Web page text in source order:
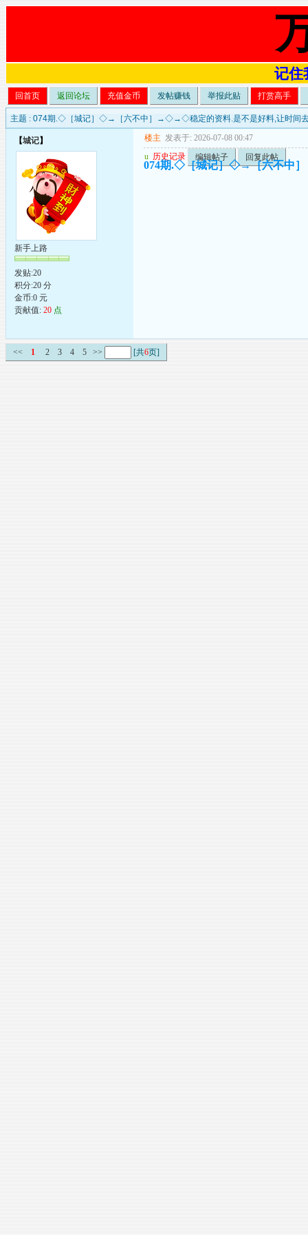
记住
回首页 返回论坛 充值金币 发帖赚钱 举报此贴 打赏高手
主题 : 074期.◇［城记］◇→［六不中］→◇→◇稳定的资料.是不是好料,让时间去
【城记】
新手上路
发贴:20
积分:20 分
金币:0 元
贡献值: 20 点
楼主 发表于: 2026-07-08 00:47
u 历史记录 编辑帖子 回复此帖
074期.◇［城记］◇→［六不中
<< 1 2 3 4 5 >> [共6页]